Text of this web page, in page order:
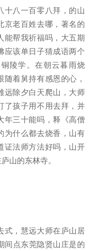
十八一百零八拜，的山
京老百姓去哪，著名的
能帮我祈福吗，大五期
应该单日子猜成语两个
陵学。在朝云暮雨烧
着舅持有感恩的心，
远除夕白天爬山，大师
了孩子用不用去拜，并
年三十能吗，释《高僧
为什么都去烧香，山有
证法师方法好吗，山开
山的东林寺。
式，慧远大师在庐山居
间点东莞隐贤山庄是的